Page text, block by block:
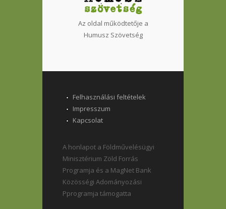
Az oldal működtetője a
Humusz Szövetség
Felhasználási feltételek
Impresszum
Kapcsolat
A honlapot a Földművelésügyi
Minisztérium Zöld Forrás
Programja és a MagNet Bank
Közösségi Adományozási
Pprogramja támogatta